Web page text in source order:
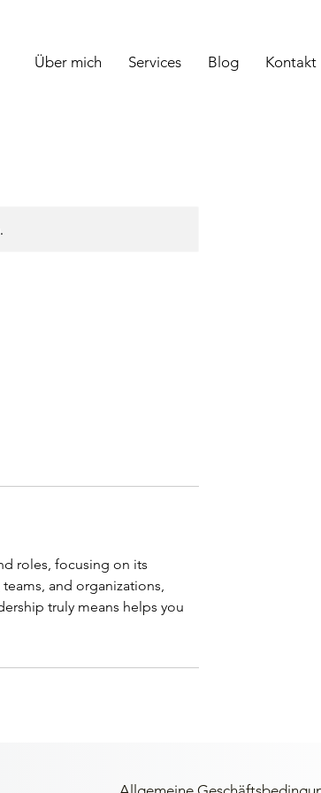
Über mich Services Blog Kontakt
roles, focusing on its
and organizations,
truly means helps you